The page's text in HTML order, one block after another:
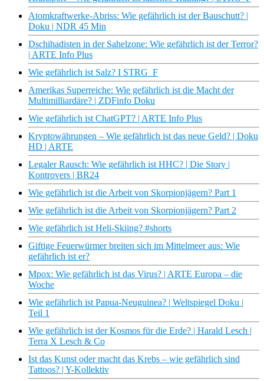
Atomkraftwerke-Abriss: Wie gefährlich ist der Bauschutt? |
Doku | NDR 45 Min
Dschihadisten in der Sahelzone: Wie gefährlich ist der Terror?
| ARTE Info Plus
Wie gefährlich ist Salz? I STRG_F
Amerikas Superreiche: Wie gefährlich ist die Macht der
Multimilliardäre? | ZDFinfo Doku
Wie gefährlich ist ChatGPT? | ARTE Info Plus
Kryptowährungen – Wie gefährlich ist das neue Geld? | Doku
HD | ARTE
Legaler Rausch: Wie gefährlich ist HHC? | Die Story |
Kontrovers | BR24
Wie gefährlich ist die Arbeit von Skorpionjägern? Part 1
Wie gefährlich ist die Arbeit von Skorpionjägern? Part 2
Wie gefährlich ist Heli-Skiing? #shorts
Giftige Feuerwürmer breiten sich im Mittelmeer aus: Wie
gefährlich ist er?
Mpox: Wie gefährlich ist das Virus? | ARTE Europa – die
Woche
Wie gefährlich ist Papua-Neuguinea? | Weltspiegel Doku |
Teil 1
Wie gefährlich ist der Kosmos für die Erde? | Harald Lesch |
Terra X Lesch & Co
Ist das Kunst oder macht das Krebs – wie gefährlich sind
Tattoos? | Y-Kollektiv